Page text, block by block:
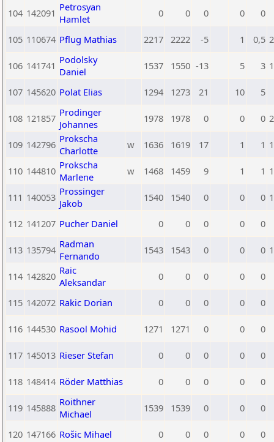
104 142091 Petrosyan
Hamlet
0 0 0 0 0
105 110674 Pflug Mathias 2217 2222 -5 1 0,5
106 141741 Podolsky
Daniel
1537 1550 -13 5 3
107 145620 Polat Elias 1294 1273 21 10 5
108 121857 Prodinger
Johannes
1978 1978 0 0 0
109 142796 Prokscha
Charlotte
w 1636 1619 17 1 1
110 144810 Prokscha
Marlene
w 1468 1459 9 1 1
111 140053 Prossinger
Jakob
1540 1540 0 0 0
112 141207 Pucher Daniel 0 0 0 0 0
113 135794 Radman
Fernando
1543 1543 0 0 0
114 142820 Raic
Aleksandar
0 0 0 0 0
115 142072 Rakic Dorian 0 0 0 0 0
116 144530 Rasool Mohid 1271 1271 0 0 0
117 145013 Rieser Stefan 0 0 0 0 0
118 148414 Röder Matthias 0 0 0 0 0
119 145888 Roithner
Michael
1539 1539 0 0 0
120 147166 Rošic Mihael 0 0 0 0 0